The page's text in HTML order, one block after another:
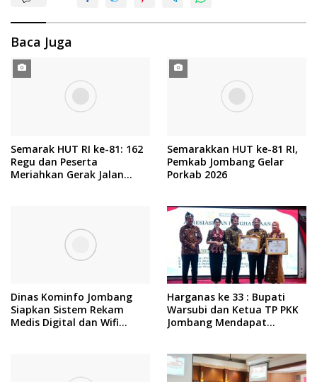
Baca Juga
Semarak HUT RI ke-81: 162
Regu dan Peserta
Meriahkan Gerak Jalan
Semarakkan HUT ke-81 RI,
Pemkab Jombang Gelar
Porkab 2026
Dinas Kominfo Jombang
Siapkan Sistem Rekam
Medis Digital dan Wifi
Harganas ke 33 : Bupati
Warsubi dan Ketua TP PKK
Jombang Mendapat